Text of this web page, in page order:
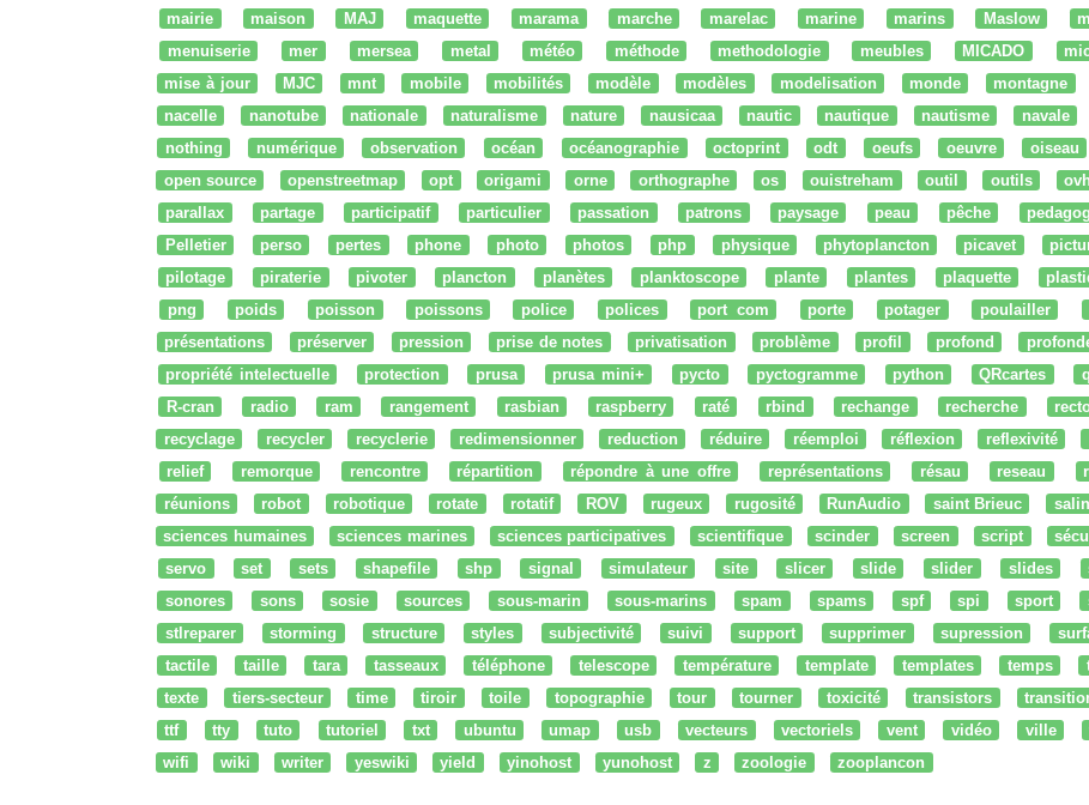
mairie
maison MAJ maquette marama marche marelac marine marins Maslow
menuiserie
mer mersea metal météo méthode methodologie meubles MICADO
mise à jour
MJC mnt mobile mobilités modèle modèles modelisation monde montagne
nacelle
nanotube nationale naturalisme nature nausicaa nautic nautique nautisme navale
nothing
numérique observation océan océanographie octoprint odt oeufs oeuvre oiseau
open source
openstreetmap opt origami orne orthographe os ouistreham outil outils ovh
parallax
partage participatif particulier passation patrons paysage peau pêche
Pelletier
perso pertes phone photo photos php physique phytoplancton picavet
pilotage
piraterie pivoter plancton planètes planktoscope plante plantes plaquette
png
poids poisson poissons police polices port com porte potager poulailler
présentations
préserver pression prise de notes privatisation problème profil profond
propriété intelectuelle
protection prusa prusa mini+ pycto pyctogramme python QRcartes
R-cran
radio ram rangement rasbian raspberry raté rbind rechange recherche
recyclage
recycler recyclerie redimensionner reduction réduire réemploi réflexion reflexivité
relief
remorque rencontre répartition répondre à une offre représentations résau reseau
réunions
robot robotique rotate rotatif ROV rugeux rugosité RunAudio saint Brieuc
sciences humaines
sciences marines sciences participatives scientifique scinder screen script
servo
set sets shapefile shp signal simulateur site slicer slide slider slides
sonores
sons sosie sources sous-marin sous-marins spam spams spf spi sport
stlreparer
storming structure styles subjectivité suivi support supprimer supression
tactile
taille tara tasseaux téléphone telescope température template templates temps
texte
tiers-secteur time tiroir toile topographie tour tourner toxicité transistors
ttf
tty tuto tutoriel txt ubuntu umap usb vecteurs vectoriels vent vidéo ville
wifi
wiki writer yeswiki yield yinohost yunohost z zoologie zooplancon